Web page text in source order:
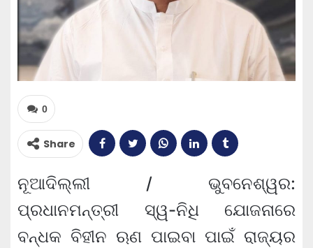
0
Share
ନୂଆଦିଲ୍ଲୀ / ଭୁବନେଶ୍ୱର:
ପ୍ରଧାନମନ୍ତ୍ରୀ ସ୍ୱ-ନିଧି ଯୋଜନାରେ
ବନ୍ଧକ ବିହୀନ ଋଣ ପାଇବା ପାଇଁ ରାଜ୍ୟର